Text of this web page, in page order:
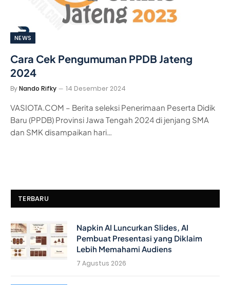
NEWS
Cara Cek Pengumuman PPDB Jateng
2024
ByNando Rifky 14 Desember 2024
VASIOTA.COM – Berita seleksi Penerimaan Peserta Didik
Baru (PPDB) Provinsi Jawa Tengah 2024 di jenjang SMA
dan SMK disampaikan hari…
TERBARU
Napkin AI Luncurkan Slides, AI
Pembuat Presentasi yang Diklaim
Lebih Memahami Audiens
7 Agustus 2026